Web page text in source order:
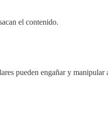
el contenido.
pueden engañar y manipular